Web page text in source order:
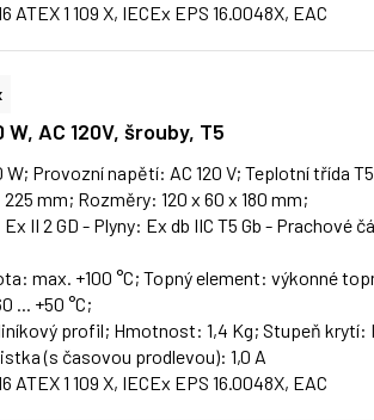
ATEX 1 109 X, IECEx EPS 16.0048X, EAC
W, AC 120V, šrouby, T5
Provozní napětí: AC 120 V; Teplotní třída
mm; Rozměry: 120 x 60 x 180 mm;
II 2 GD - Plyny: Ex db IIC T5 Gb - Prachové
max. +100 °C; Topný element: výkonné
... +50 °C;
profil; Hmotnost: 1,4 Kg; Stupeň krytí:
(s časovou prodlevou): 1,0 A
ATEX 1 109 X, IECEx EPS 16.0048X, EAC